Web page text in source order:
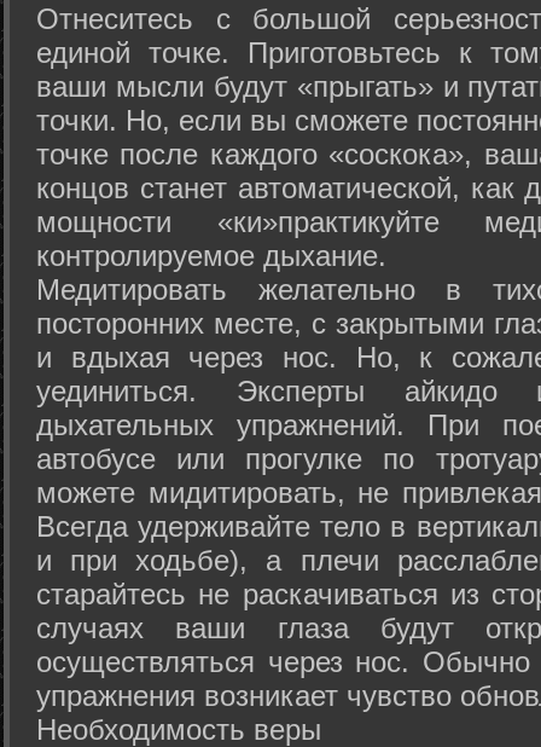
Отнеситесь с большой
единой точке. Приготовьтесь к
ваши мысли будут «прыгать» и
точки. Но, если вы сможете
точке после каждого «соскока»,
концов станет автоматической,
мощности «ки»практикуйте
контролируемое дыхание.
Медитировать желательно в
посторонних месте, с закрытыми
и вдыхая через нос. Но, к
уединиться. Эксперты айкидо
дыхательных упражнений. При
автобусе или прогулке по
можете мидитировать, не
Всегда удерживайте тело в
и при ходьбе), а плечи
старайтесь не раскачиваться из
случаях ваши глаза будут
осуществляться через нос. Обычно
упражнения возникает чувство
Необходимость веры